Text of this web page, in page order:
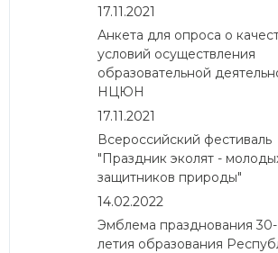
17.11.2021
Анкета для опроса о
условий осуществления
образовательной
НЦЮН
17.11.2021
Всероссийский фестиваль
"Праздник эколят -
защитников природы"
14.02.2022
Эмблема празднования 30-
летия образования